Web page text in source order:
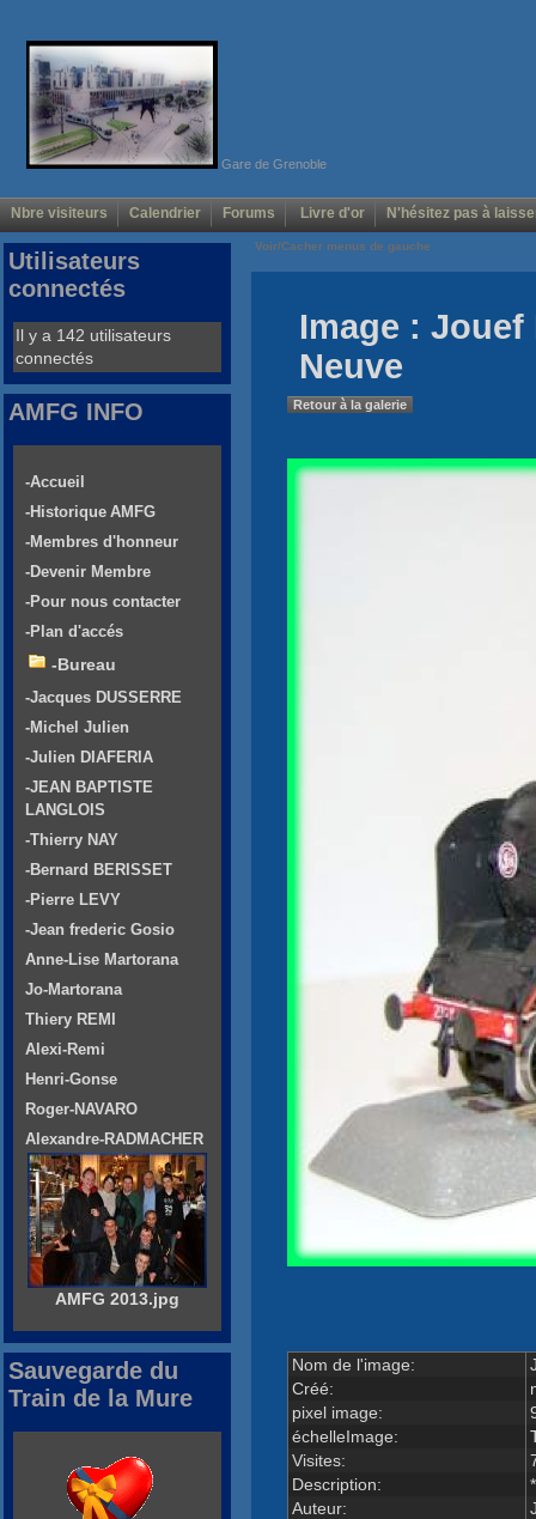
Gare de Grenoble
Nbre visiteurs Calendrier Forums Livre d'or N'hésitez pas à
Voir/Cacher menus de gauche
Image :
Neuve
Retour à la galerie
Nom de l'image:
Créé:
pixel image:
échelleImage:
Visites:
Description:
Auteur:
Utilisateurs
connectés
Il y a 142 utilisateurs
connectés
AMFG INFO
-Accueil
-Historique AMFG
-Membres d'honneur
-Devenir Membre
-Pour nous contacter
-Plan d'accés
-Bureau
-Jacques DUSSERRE
-Michel Julien
-Julien DIAFERIA
-JEAN BAPTISTE
LANGLOIS
-Thierry NAY
-Bernard BERISSET
-Pierre LEVY
-Jean frederic Gosio
Anne-Lise Martorana
Jo-Martorana
Thiery REMI
Alexi-Remi
Henri-Gonse
Roger-NAVARO
Alexandre-RADMACHER
AMFG 2013.jpg
Sauvegarde du
Train de la Mure